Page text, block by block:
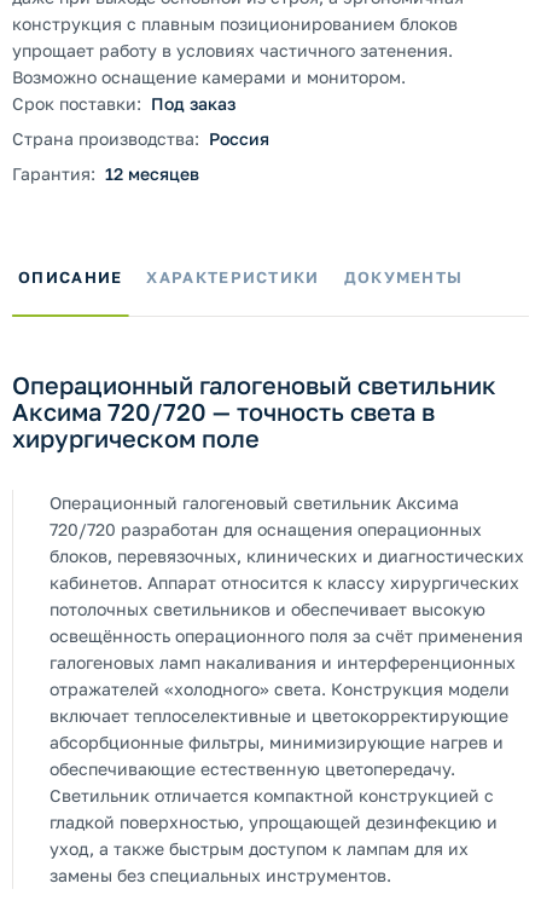
конструкция с плавным позиционированием блоков
упрощает работу в условиях частичного затенения.
Возможно оснащение камерами и монитором.
Срок поставки: Под заказ
Страна производства: Россия
Гарантия: 12 месяцев
ОПИСАНИЕ ХАРАКТЕРИСТИКИ ДОКУМЕНТЫ
Операционный галогеновый светильник
Аксима 720/720 — точность света в
хирургическом поле
Операционный галогеновый светильник Аксима
720/720 разработан для оснащения операционных
блоков, перевязочных, клинических и диагностических
кабинетов. Аппарат относится к классу хирургических
потолочных светильников и обеспечивает высокую
освещённость операционного поля за счёт применения
галогеновых ламп накаливания и интерференционных
отражателей «холодного» света. Конструкция модели
включает теплоселективные и цветокорректирующие
абсорбционные фильтры, минимизирующие нагрев и
обеспечивающие естественную цветопередачу.
Светильник отличается компактной конструкцией с
гладкой поверхностью, упрощающей дезинфекцию и
уход, а также быстрым доступом к лампам для их
замены без специальных инструментов.